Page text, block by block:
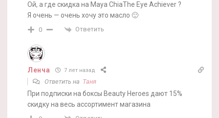
Ой, а где скидка на Maya ChiaThe Eye Achiever ?
Я очень — очень хочу это масло 🙂
0 Ответить
Ленча 7 лет назад
Ответить на Таня
При подписки на боксы Beauty Heroes дают 15%
скидку на весь ассортимент магазина